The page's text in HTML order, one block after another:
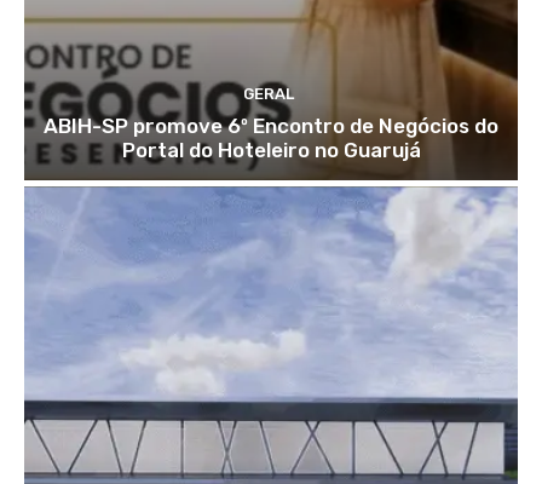
GERAL
ABIH-SP promove 6º Encontro de Negócios do
Portal do Hoteleiro no Guarujá